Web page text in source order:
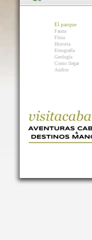
El parque
Fauna
Flora
Historia
Etnografía
Geología
Como llegar
Audios